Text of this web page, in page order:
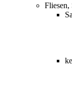
Fliesen,